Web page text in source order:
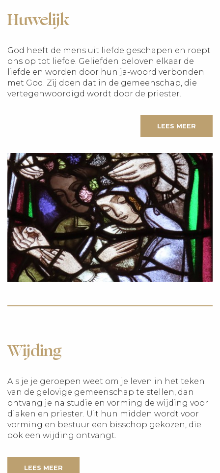
Huwelijk
God heeft de mens uit liefde geschapen en roept
ons op tot liefde. Geliefden beloven elkaar de
liefde en worden door hun ja-woord verbonden
met God. Zij doen dat in de gemeenschap, die
vertegenwoordigd wordt door de priester.
LEES MEER
Wijding
Als je je geroepen weet om je leven in het teken
van de gelovige gemeenschap te stellen, dan
ontvang je na studie en vorming de wijding voor
diaken en priester. Uit hun midden wordt voor
vorming en bestuur een bisschop gekozen, die
ook een wijding ontvangt.
LEES MEER